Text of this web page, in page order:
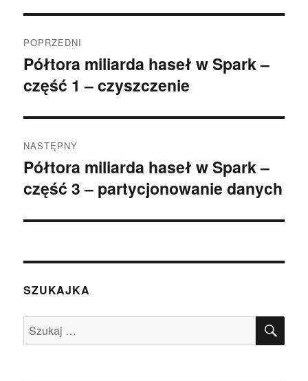
wpisu
POPRZEDNI
Poprzedni
wpis:
Półtora miliarda haseł w Spark –
część 1 – czyszczenie
NASTĘPNY
Następny
wpis:
Półtora miliarda haseł w Spark –
część 3 – partycjonowanie danych
SZUKAJKA
Szukaj: